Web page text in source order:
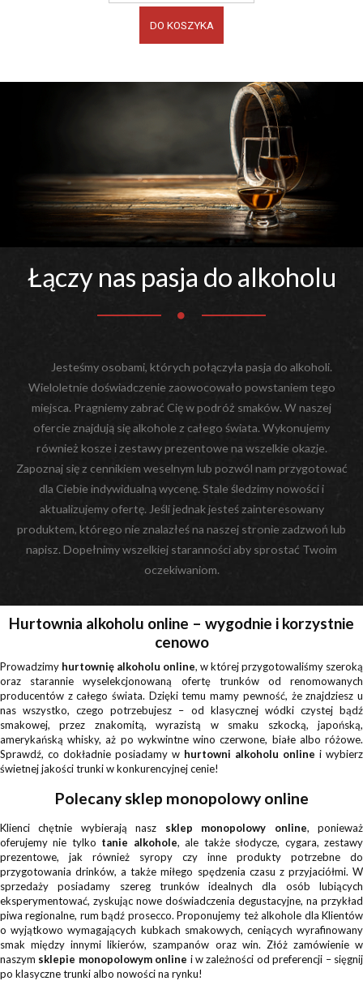
DO KOSZYKA
Łączy nas pasja do alkoholu
Jesteśmy osobami, których połączyła pasja do alkoholi.
Wieloletnie doświadczenie zaowocowało powstaniem tego
miejsca. Pragniemy zabrać Cię w podróż smaków. W naszej
ofercie znajdują się alkohole z całego świata. Wykonujemy
również kosze i zestawy prezentowe na wszelkie okazje.
Zapoznaj się z cennikiem weselnym lub pozwól nam przygotować
dla Ciebie indywidualną wycenę. Stale śledzimy nowości i
aktualizujemy ofertę. Jeśli jednak jesteś zainteresowany
produktem, którego nie znalazłeś na naszej stronie zadzwoń lub
napisz. Dopełnimy wszelkiej staranności aby sprostać Twoim
oczekiwaniom.
Hurtownia alkoholu online – wygodnie i korzystnie
cenowo
Prowadzimy hurtownię alkoholu online, w której przygotowaliśmy szeroką
oraz starannie wyselekcjonowaną ofertę trunków od renomowanych
producentów z całego świata. Dzięki temu mamy pewność, że znajdziesz u
nas wszystko, czego potrzebujesz – od klasycznej wódki czystej bądź
smakowej, przez znakomitą, wyrazistą w smaku szkocką, japońską,
amerykańską whisky, aż po wykwintne wino czerwone, białe albo różowe.
Sprawdź, co dokładnie posiadamy w hurtowni alkoholu online i wybierz
świetnej jakości trunki w konkurencyjnej cenie!
Polecany sklep monopolowy online
Klienci chętnie wybierają nasz sklep monopolowy online, ponieważ
oferujemy nie tylko tanie alkohole, ale także słodycze, cygara, zestawy
prezentowe, jak również syropy czy inne produkty potrzebne do
przygotowania drinków, a także miłego spędzenia czasu z przyjaciółmi. W
sprzedaży posiadamy szereg trunków idealnych dla osób lubiących
eksperymentować, zyskując nowe doświadczenia degustacyjne, na przykład
piwa regionalne, rum bądź prosecco. Proponujemy też alkohole dla Klientów
o wyjątkowo wymagających kubkach smakowych, ceniących wyrafinowany
smak między innymi likierów, szampanów oraz win. Złóż zamówienie w
naszym sklepie monopolowym online i w zależności od preferencji – sięgnij
po klasyczne trunki albo nowości na rynku!